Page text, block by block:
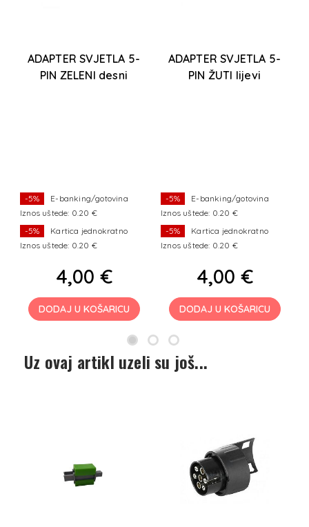
ADAPTER SVJETLA 5-
PIN ZELENI desni
-5%
E-banking/gotovina
Iznos uštede: 0.20 €
-5%
Kartica jednokratno
Iznos uštede: 0.20 €
4,00 €
DODAJ U KOŠARICU
ADAPTER SVJETLA 5-
PIN ŽUTI lijevi
-5%
E-banking/gotovina
Iznos uštede: 0.20 €
-5%
Kartica jednokratno
Iznos uštede: 0.20 €
4,00 €
DODAJ U KOŠARICU
Uz ovaj artikl uzeli su još...